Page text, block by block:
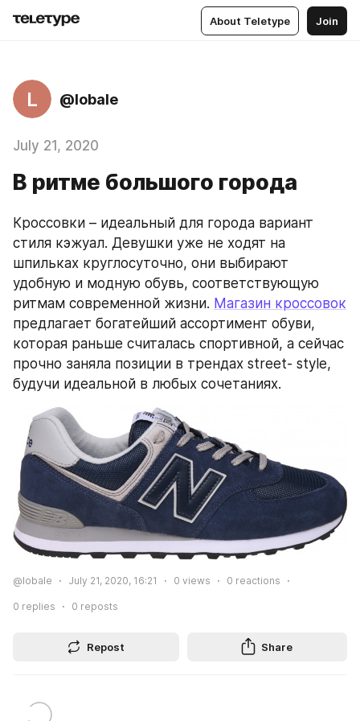
About Teletype Join
L @lobale
July 21, 2020
В ритме большого города
Кроссовки – идеальный для города вариант
стиля кэжуал. Девушки уже не ходят на
шпильках круглосуточно, они выбирают
удобную и модную обувь, соответствующую
ритмам современной жизни. Магазин кроссовок
предлагает богатейший ассортимент обуви,
которая раньше считалась спортивной, а сейчас
прочно заняла позиции в трендах street- style,
будучи идеальной в любых сочетаниях.
@lobale July 21, 2020, 16:21 0 views 0 reactions
0 replies 0 reposts
Repost Share